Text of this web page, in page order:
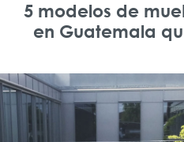
5 modelos de
en Guatemala